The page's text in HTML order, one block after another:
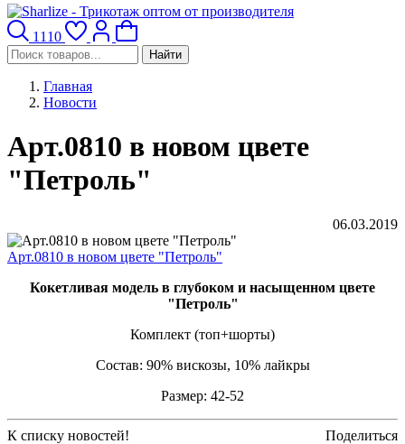
1110
Найти
Главная
Новости
Арт.0810 в новом цвете
"Петроль"
06.03.2019
Арт.0810 в новом цвете "Петроль"
Кокетливая модель в глубоком и насыщенном цвете
"Петроль"
Комплект (топ+шорты)
Состав: 90% вискозы, 10% лайкры
Размер: 42-52
К списку новостей! Поделиться